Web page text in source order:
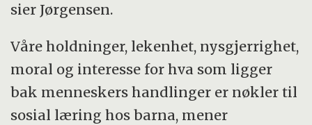
sier Jørgensen.
Våre holdninger, lekenhet, nysgjerrighet,
moral og interesse for hva som ligger
bak menneskers handlinger er nøkler til
sosial læring hos barna, mener